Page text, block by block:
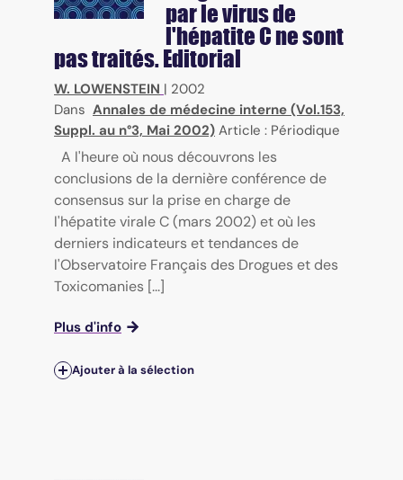
par le virus de
l'hépatite C ne sont
pas traités. Editorial
W. LOWENSTEIN | 2002
Dans Annales de médecine interne (Vol.153,
Suppl. au n°3, Mai 2002) Article : Périodique
A l'heure où nous découvrons les
conclusions de la dernière conférence de
consensus sur la prise en charge de
l'hépatite virale C (mars 2002) et où les
derniers indicateurs et tendances de
l'Observatoire Français des Drogues et des
Toxicomanies [...]
Plus d'info
Ajouter à la sélection